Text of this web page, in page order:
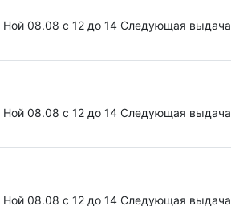
Ной 08.08 c 12 до 14 Следующая выдача
Ной 08.08 c 12 до 14 Следующая выдача
Ной 08.08 c 12 до 14 Следующая выдача